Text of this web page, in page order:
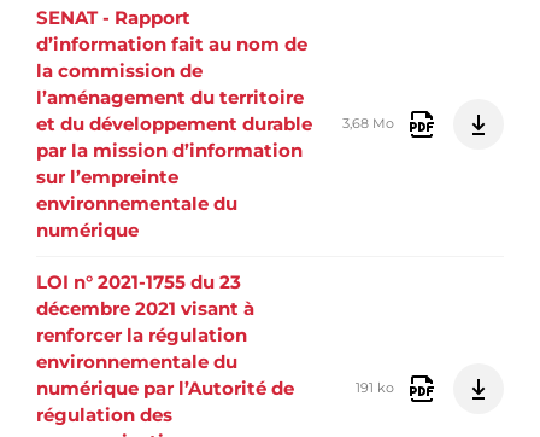
SENAT - Rapport
d’information fait au nom de
la commission de
l’aménagement du territoire
et du développement durable
par la mission d’information
sur l’empreinte
environnementale du
numérique
3,68 Mo
LOI n° 2021-1755 du 23
décembre 2021 visant à
renforcer la régulation
environnementale du
numérique par l’Autorité de
régulation des
191 ko